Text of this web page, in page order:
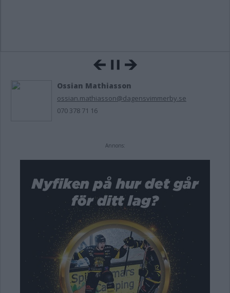
Ossian Mathiasson
ossian.mathiasson@dagensvimmerby.se
070 378 71 16
Annons: